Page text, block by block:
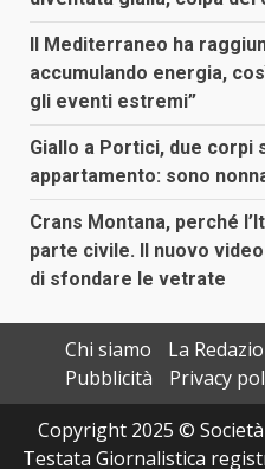
Il Mediterraneo ha
accumulando energia,
gli eventi estremi”
Giallo a Portici, due corpi
appartamento: sono
Crans Montana, perché
parte civile. Il nuovo
di sfondare le vetrate
Chi siamo
La
Pubblicità
Privacy
Copyright 2025 ©
Testata Giornalistica